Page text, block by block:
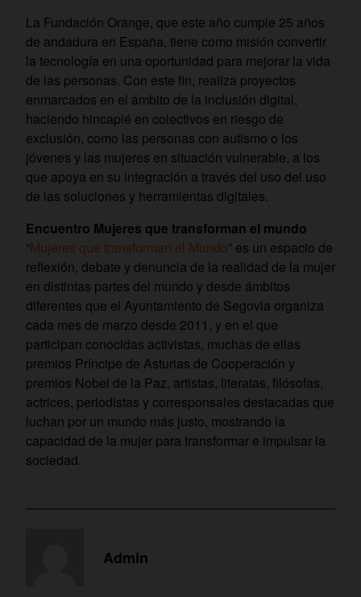
La Fundación Orange, que este año cumple 25 años
de andadura en España, tiene como misión convertir
la tecnología en una oportunidad para mejorar la vida
de las personas. Con este fin, realiza proyectos
enmarcados en el ámbito de la inclusión digital,
haciendo hincapié en colectivos en riesgo de
exclusión, como las personas con autismo o los
jóvenes y las mujeres en situación vulnerable, a los
que apoya en su integración a través del uso del uso
de las soluciones y herramientas digitales.
Encuentro Mujeres que transforman el mundo
“Mujeres que transforman el Mundo” es un espacio de
reflexión, debate y denuncia de la realidad de la mujer
en distintas partes del mundo y desde ámbitos
diferentes que el Ayuntamiento de Segovia organiza
cada mes de marzo desde 2011, y en el que
participan conocidas activistas, muchas de ellas
premios Príncipe de Asturias de Cooperación y
premios Nobel de la Paz, artistas, literatas, filósofas,
actrices, periodistas y corresponsales destacadas que
luchan por un mundo más justo, mostrando la
capacidad de la mujer para transformar e impulsar la
sociedad.
Admin